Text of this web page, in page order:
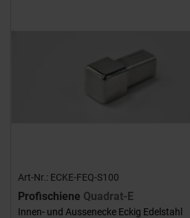
Art-Nr.: ECKE-FEQ-S100
Profischiene Quadrat-E
Innen- und Aussenecke Eckig Edelstahl